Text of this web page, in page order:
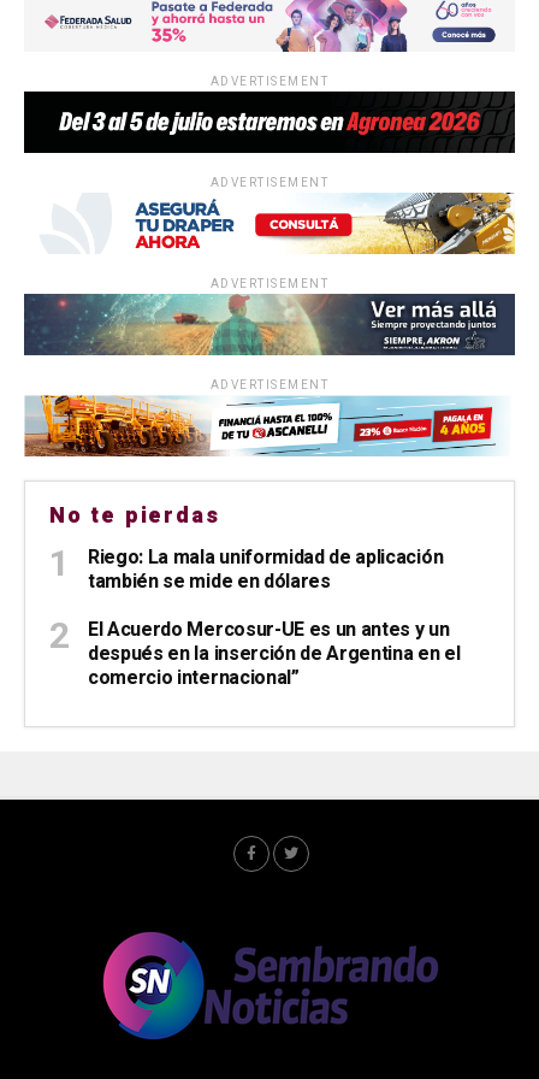
ADVERTISEMENT
ADVERTISEMENT
ADVERTISEMENT
ADVERTISEMENT
No te pierdas
Riego: La mala uniformidad de aplicación
también se mide en dólares
El Acuerdo Mercosur-UE es un antes y un
después en la inserción de Argentina en el
comercio internacional”